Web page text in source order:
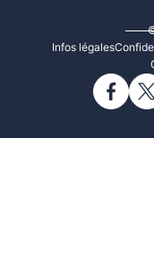
Infos légales